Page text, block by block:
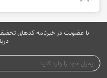
با عضویت در خبرنامه کدهای تخفیف